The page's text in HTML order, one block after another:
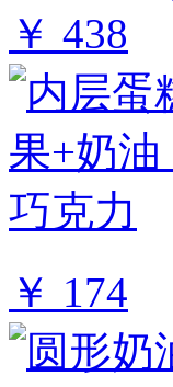
￥ 438
￥ 174